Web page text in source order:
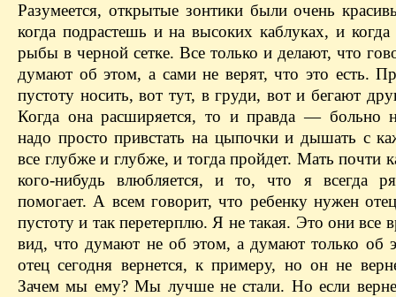
Разумеется, открытые зонтики были очень
когда подрастешь и на высоких каблуках, и
рыбы в черной сетке. Все только и делают, что
думают об этом, а сами не верят, что это есть.
пустоту носить, вот тут, в груди, вот и бегают
Когда она расширяется, то и правда — больно
надо просто привстать на цыпочки и дышать с
все глубже и глубже, и тогда пройдет. Мать почти
кого-нибудь влюбляется, и то, что я всегда
помогает. А всем говорит, что ребенку нужен
пустоту и так перетерплю. Я не такая. Это они все
вид, что думают не об этом, а думают только об
отец сегодня вернется, к примеру, но он не
Зачем мы ему? Мы лучше не стали. Но если